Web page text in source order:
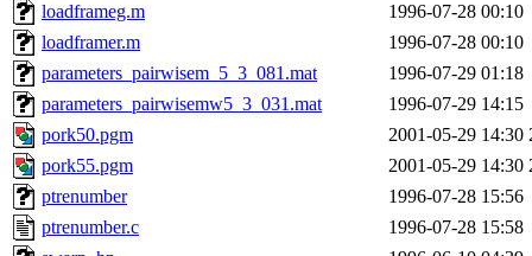
loadframeg.m
1996-07-28 00:10
loadframer.m
1996-07-28 00:10
parameters_pairwisem_5_3_081.mat
1996-07-29 01:18
parameters_pairwisemw5_3_031.mat
1996-07-29 14:15
pork50.pgm
2001-05-29 14:30
pork55.pgm
2001-05-29 14:30
ptrenumber
1996-07-28 15:56
ptrenumber.c
1996-07-28 15:58